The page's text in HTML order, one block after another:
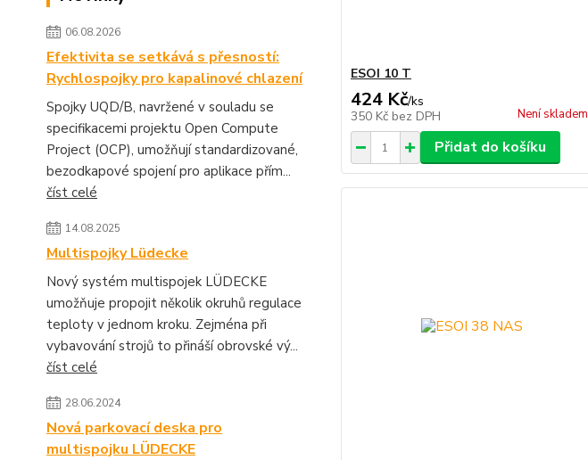
06.08.2026
Efektivita se setkává s přesností:
Rychlospojky pro kapalinové chlazení
Spojky UQD/B, navržené v souladu se
specifikacemi projektu Open Compute
Project (OCP), umožňují standardizované,
bezodkapové spojení pro aplikace přím...
číst celé
14.08.2025
Multispojky Lüdecke
Nový systém multispojek LÜDECKE
umožňuje propojit několik okruhů regulace
teploty v jednom kroku. Zejména při
vybavování strojů to přináší obrovské vý...
číst celé
28.06.2024
Nová parkovací deska pro
multispojku LÜDECKE
ESOI 10 T
424 Kč/ks
350 Kč bez DPH Není skladem
Přidat do košíku